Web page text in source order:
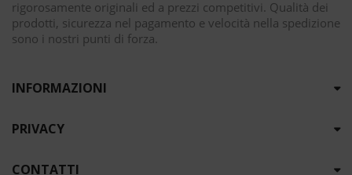
rigorosamente originali ed a prezzi competitivi. Qualità dei
prodotti, sicurezza nel pagamento e velocità nella spedizione
sono i nostri punti di forza.
INFORMAZIONI
PRIVACY
CONTATTI